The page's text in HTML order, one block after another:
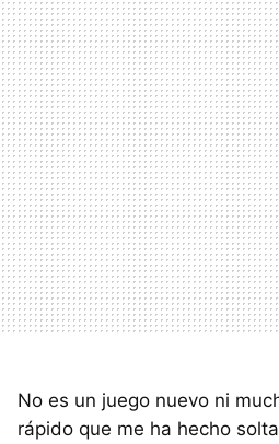
No es un juego nuevo ni
rápido que me ha hecho